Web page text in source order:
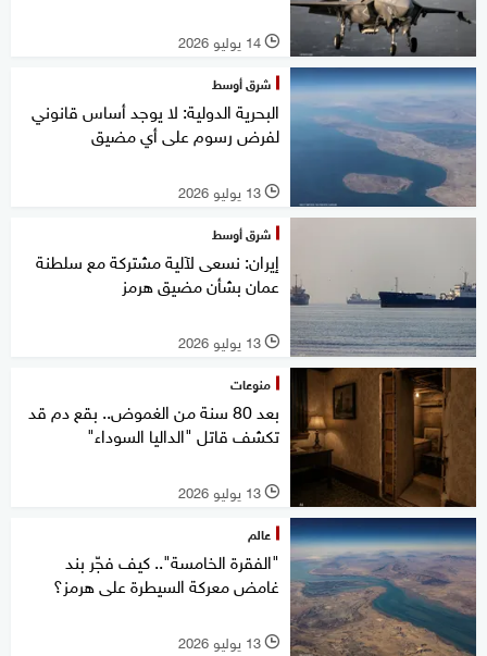
l 14 يوليو 2026
شرق أوسط
البحرية الدولية: لا يوجد أساس قانوني
لفرض رسوم على أي مضيق
l 13 يوليو 2026
شرق أوسط
إيران: نسعى لآلية مشتركة مع سلطنة
عمان بشأن مضيق هرمز
l 13 يوليو 2026
منوعات
بعد 80 سنة من الغموض.. بقع دم قد
تكشف قاتل "الداليا السوداء"
l 13 يوليو 2026
عالم
"الفقرة الخامسة".. كيف فجّر بند
غامض معركة السيطرة على هرمز؟
l 13 يوليو 2026